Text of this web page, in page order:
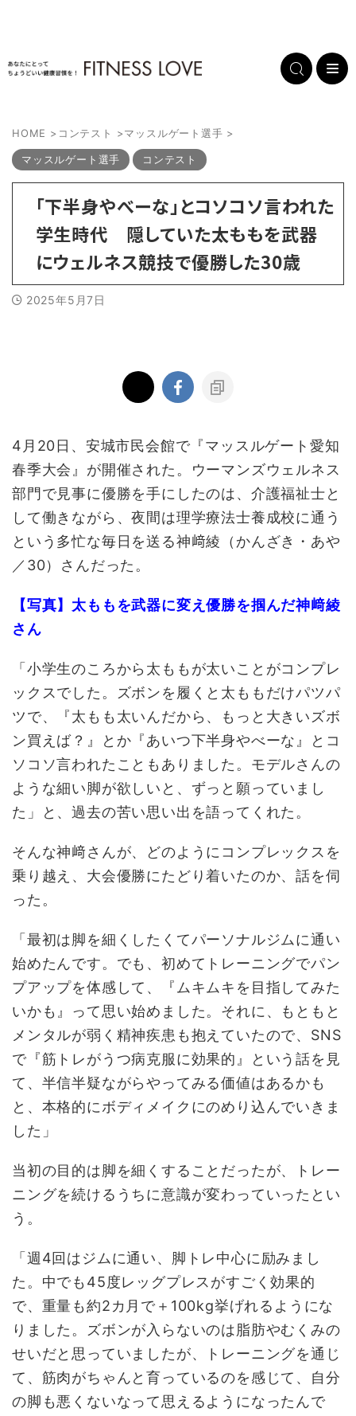
HOME > コンテスト >マッスルゲート選手 >
マッスルゲート選手 コンテスト
「下半身やべーな」とコソコソ言われた
学生時代 隠していた太ももを武器
にウェルネス競技で優勝した30歳
2025年5月7日
4月20日、安城市民会館で『マッスルゲート愛知
春季大会』が開催された。ウーマンズウェルネス
部門で見事に優勝を手にしたのは、介護福祉士と
して働きながら、夜間は理学療法士養成校に通う
という多忙な毎日を送る神﨑綾（かんざき・あや
／30）さんだった。
【写真】太ももを武器に変え優勝を掴んだ神﨑綾
さん
「小学生のころから太ももが太いことがコンプレ
ックスでした。ズボンを履くと太ももだけパツパ
ツで、『太もも太いんだから、もっと大きいズボ
ン買えば？』とか『あいつ下半身やべーな』とコ
ソコソ言われたこともありました。モデルさんの
ような細い脚が欲しいと、ずっと願っていまし
た」と、過去の苦い思い出を語ってくれた。
そんな神﨑さんが、どのようにコンプレックスを
乗り越え、大会優勝にたどり着いたのか、話を伺
った。
「最初は脚を細くしたくてパーソナルジムに通い
始めたんです。でも、初めてトレーニングでパン
プアップを体感して、『ムキムキを目指してみた
いかも』って思い始めました。それに、もともと
メンタルが弱く精神疾患も抱えていたので、SNS
で『筋トレがうつ病克服に効果的』という話を見
て、半信半疑ながらやってみる価値はあるかも
と、本格的にボディメイクにのめり込んでいきま
した」
当初の目的は脚を細くすることだったが、トレー
ニングを続けるうちに意識が変わっていったとい
う。
「週4回はジムに通い、脚トレ中心に励みまし
た。中でも45度レッグプレスがすごく効果的
で、重量も約2カ月で＋100kg挙げれるようにな
りました。ズボンが入らないのは脂肪やむくみの
せいだと思っていましたが、トレーニングを通じ
て、筋肉がちゃんと育っているのを感じて、自分
の脚も悪くないなって思えるようになったんで